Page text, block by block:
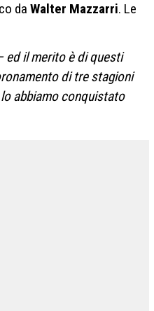
da Walter Mazzarri. Le
ed il merito è di questi
di tre stagioni
abbiamo conquistato